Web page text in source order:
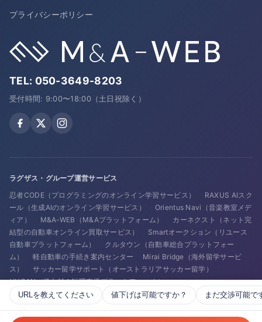
URLを教えてください 値下げは可能ですか？ まだ交渉可能で
プライバシーポリシー
TEL: 050-3649-8203
受付時間: 9:00〜18:00（土日祝除く）
ラグザス・グループ運営サービス
忍者CODE（プログラミングのオンライン学習サービス）
RAXUS AIスク
ール（生成AIのオンライン学習サービス）
Orientus Navi（音楽教室メデ
ィア）
M&A-WEB（M&Aプラットフォーム）
カーネクスト（ネット完
結型の自動車オンライン買取サービス）
Smartオークション（リユース
自動車プラットフォーム）
クルタウン（自動車総合プラットフォー
ム）
軽自動車の手続き案内センター
Mirai Bridge（海外留学サービ
ス）
サッカー留学サポート（オーストラリアサッカー留学）
HUGAN（IT人材の転職支援プラットフォーム）